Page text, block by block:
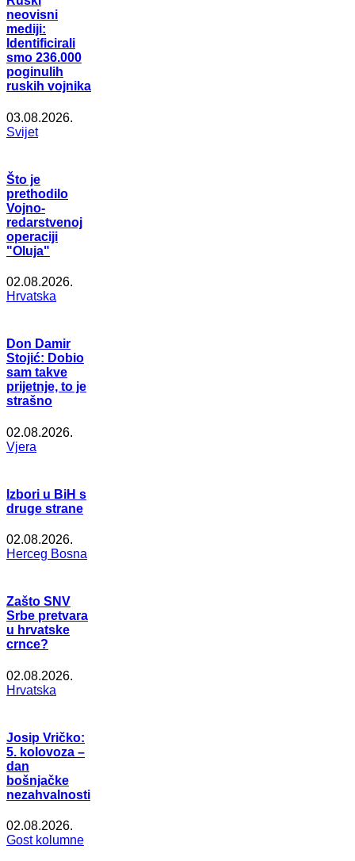
neovisni
mediji:
Identificirali
smo 236.000
poginulih
ruskih vojnika
03.08.2026.
Svijet
Što je
prethodilo
Vojno-
redarstvenoj
operaciji
"Oluja"
02.08.2026.
Hrvatska
Don Damir
Stojić: Dobio
sam takve
prijetnje, to je
strašno
02.08.2026.
Vjera
Izbori u BiH s
druge strane
02.08.2026.
Herceg Bosna
Zašto SNV
Srbe pretvara
u hrvatske
crnce?
02.08.2026.
Hrvatska
Josip Vričko:
5. kolovoza –
dan
bošnjačke
nezahvalnosti
02.08.2026.
Gost kolumne